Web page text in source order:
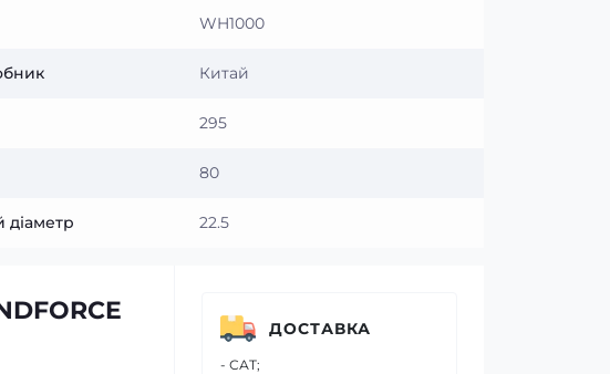
WH1000
Китай
295
80
діаметр 22.5
ДОСТАВКА
- САТ;